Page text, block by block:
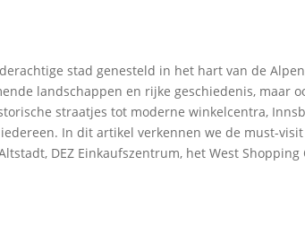
stad genesteld in het hart van de
landschappen en rijke geschiedenis, maar
straatjes tot moderne winkelcentra,
In dit artikel verkennen we de must-
DEZ Einkaufszentrum, het West Shopping